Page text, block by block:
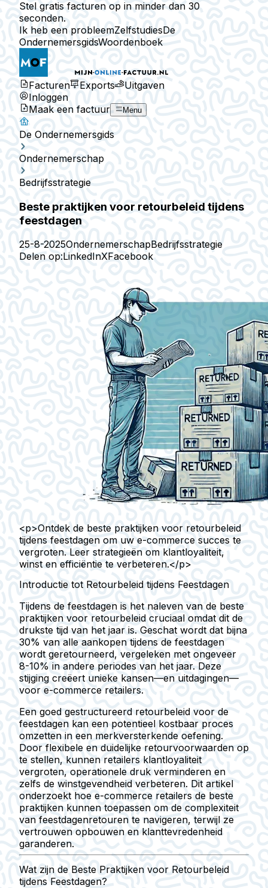
Stel gratis facturen op in minder dan 30
seconden.
Ik heb een probleemZelfstudiesDe
OndernemersgidsWoordenboek
Facturen Exports
Uitgaven
Inloggen
Maak een factuur
Menu
De Ondernemersgids
Ondernemerschap
Bedrijfsstrategie
Beste praktijken voor retourbeleid tijdens
feestdagen
25-8-2025OndernemerschapBedrijfsstrategie
Delen op:LinkedInXFacebook
<p>Ontdek de beste praktijken voor retourbeleid
tijdens feestdagen om uw e-commerce succes te
vergroten. Leer strategieën om klantloyaliteit,
winst en efficiëntie te verbeteren.</p>
Introductie tot Retourbeleid tijdens Feestdagen
Tijdens de feestdagen is het naleven van de beste
praktijken voor retourbeleid cruciaal omdat dit de
drukste tijd van het jaar is. Geschat wordt dat bijna
30% van alle aankopen tijdens de feestdagen
wordt geretourneerd, vergeleken met ongeveer
8-10% in andere periodes van het jaar. Deze
stijging creëert unieke kansen—en uitdagingen—
voor e-commerce retailers.
Een goed gestructureerd retourbeleid voor de
feestdagen kan een potentieel kostbaar proces
omzetten in een merkversterkende oefening.
Door flexibele en duidelijke retourvoorwaarden op
te stellen, kunnen retailers klantloyaliteit
vergroten, operationele druk verminderen en
zelfs de winstgevendheid verbeteren. Dit artikel
onderzoekt hoe e-commerce retailers de beste
praktijken kunnen toepassen om de complexiteit
van feestdagenretouren te navigeren, terwijl ze
vertrouwen opbouwen en klanttevredenheid
garanderen.
Wat zijn de Beste Praktijken voor Retourbeleid
tijdens Feestdagen?